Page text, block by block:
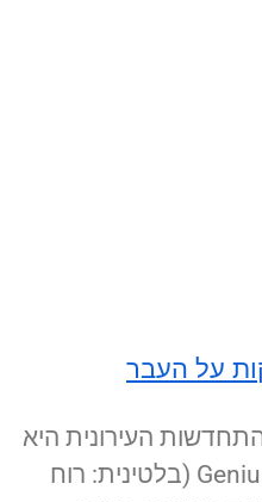
על העבר
העירונית היא
איך משמרים את ה-Genius Loci (בלטינית: רוח